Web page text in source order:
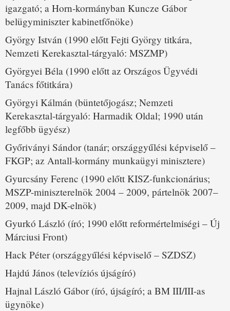
igazgató; a Horn-kormányban Kuncze Gábor
belügyminiszter kabinetfőnöke)
György István (1990 előtt Fejti György titkára,
Nemzeti Kerekasztal-tárgyaló: MSZMP)
Györgyei Béla (1990 előtt az Országos Ügyvédi
Tanács főtitkára)
Györgyi Kálmán (büntetőjogász; Nemzeti
Kerekasztal-tárgyaló: Harmadik Oldal; 1990 után
legfőbb ügyész)
Győriványi Sándor (tanár; országgyűlési képviselő –
FKGP; az Antall-kormány munkaügyi minisztere)
Gyurcsány Ferenc (1990 előtt KISZ-funkcionárius;
MSZP-miniszterelnök 2004 – 2009, pártelnök 2007–
2009, majd DK-elnök)
Gyurkó László (író; 1990 előtt reformértelmiségi – Új
Márciusi Front)
Hack Péter (országgyűlési képviselő – SZDSZ)
Hajdú János (televíziós újságíró)
Hajnal László Gábor (író, újságíró; a BM III/III-as
ügynöke)